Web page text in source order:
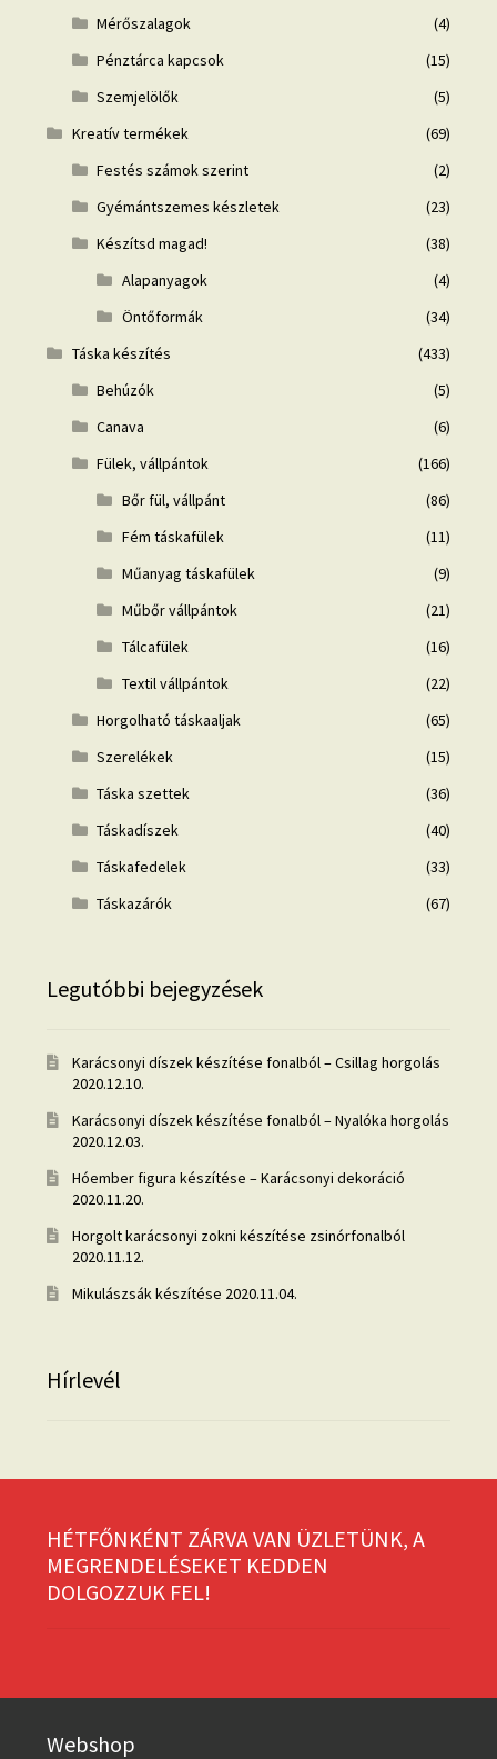
Mérőszalagok
(4)
Pénztárca kapcsok
(15)
Szemjelölők
(5)
Kreatív termékek
(69)
Festés számok szerint
(2)
Gyémántszemes készletek
(23)
Készítsd magad!
(38)
Alapanyagok
(4)
Öntőformák
(34)
Táska készítés
(433)
Behúzók
(5)
Canava
(6)
Fülek, vállpántok
(166)
Bőr fül, vállpánt
(86)
Fém táskafülek
(11)
Műanyag táskafülek
(9)
Műbőr vállpántok
(21)
Tálcafülek
(16)
Textil vállpántok
(22)
Horgolható táskaaljak
(65)
Szerelékek
(15)
Táska szettek
(36)
Táskadíszek
(40)
Táskafedelek
(33)
Táskazárók
(67)
Legutóbbi bejegyzések
Karácsonyi díszek készítése fonalból – Csillag horgolás
2020.12.10.
Karácsonyi díszek készítése fonalból – Nyalóka horgolás
2020.12.03.
Hóember figura készítése – Karácsonyi dekoráció
2020.11.20.
Horgolt karácsonyi zokni készítése zsinórfonalból
2020.11.12.
Mikulászsák készítése 2020.11.04.
Hírlevél
HÉTFŐNKÉNT ZÁRVA VAN ÜZLETÜNK, A
MEGRENDELÉSEKET KEDDEN
DOLGOZZUK FEL!
Webshop